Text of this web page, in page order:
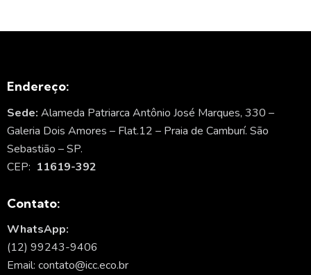
Endereço:
Sede: Alameda Patriarca Antônio José Marques, 330 –
Galeria Dois Amores – Flat.12 – Praia de Camburí. São
Sebastião – SP.
CEP: 11619-392
Contato:
WhatsApp:
(12) 99243-9406
Email: contato@icc.eco.br